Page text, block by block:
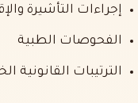
إجراءات التأشيرة
الفحوصات الطبية
الترتيبات القانونية